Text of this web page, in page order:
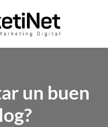
un buen